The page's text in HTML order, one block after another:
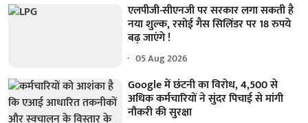
एलपीजी-सीएनजी पर सरकार लगा सकती है
नया शुल्क, रसोई गैस सिलिंडर पर 18 रुपये
बढ़ जाएंगे !
05 Aug 2026
Google में छंटनी का विरोध, 4,500 से
अधिक कर्मचारियों ने सुंदर पिचाई से मांगी
नौकरी की सुरक्षा